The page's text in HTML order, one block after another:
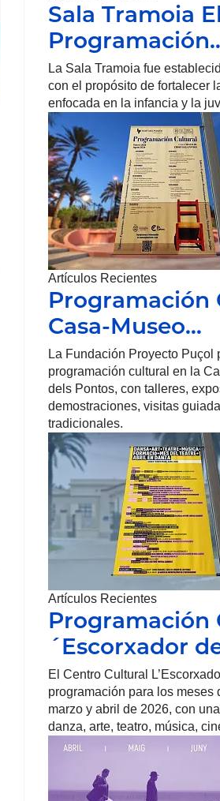
Sala Tramoia
La Sala Tramoia fue
con el propósito de fortalecer
enfocada en la infancia y la
Artículos Recientes
Programación
Casa-Museo…
La Fundación Proyecto Puçol
programación cultural en la
dels Pontos, con talleres,
demostraciones, visitas
tradicionales.
Artículos Recientes
Programación
´Escorxador
El Centro Cultural
programación para los meses
marzo y abril de 2026, con
danza, arte, teatro, música,